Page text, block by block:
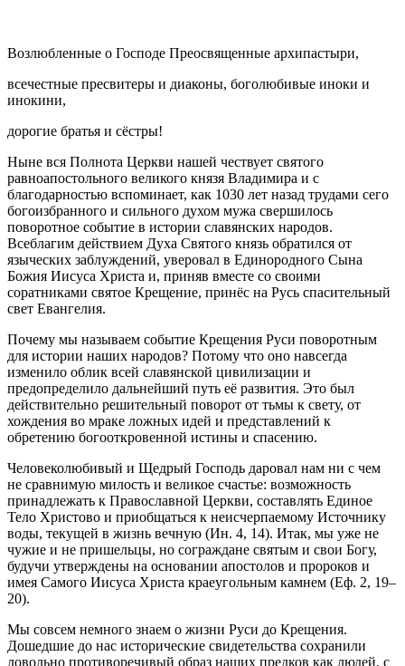
Возлюбленные о Господе Преосвященные архипастыри,
всечестные пресвитеры и диаконы, боголюбивые иноки и
инокини,
дорогие братья и сёстры!
Ныне вся Полнота Церкви нашей чествует святого
равноапостольного великого князя Владимира и с
благодарностью вспоминает, как 1030 лет назад трудами сего
богоизбранного и сильного духом мужа свершилось
поворотное событие в истории славянских народов.
Всеблагим действием Духа Святого князь обратился от
языческих заблуждений, уверовал в Единородного Сына
Божия Иисуса Христа и, приняв вместе со своими
соратниками святое Крещение, принёс на Русь спасительный
свет Евангелия.
Почему мы называем событие Крещения Руси поворотным
для истории наших народов? Потому что оно навсегда
изменило облик всей славянской цивилизации и
предопределило дальнейший путь её развития. Это был
действительно решительный поворот от тьмы к свету, от
хождения во мраке ложных идей и представлений к
обретению богооткровенной истины и спасению.
Человеколюбивый и Щедрый Господь даровал нам ни с чем
не сравнимую милость и великое счастье: возможность
принадлежать к Православной Церкви, составлять Единое
Тело Христово и приобщаться к неисчерпаемому Источнику
воды, текущей в жизнь вечную (Ин. 4, 14). Итак, мы уже не
чужие и не пришельцы, но сограждане святым и свои Богу,
будучи утверждены на основании апостолов и пророков и
имея Самого Иисуса Христа краеугольным камнем (Еф. 2, 19–
20).
Мы совсем немного знаем о жизни Руси до Крещения.
Дошедшие до нас исторические свидетельства сохранили
довольно противоречивый образ наших предков как людей, с